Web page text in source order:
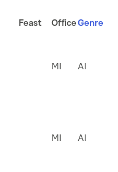
Feast OfficeGenre
MI Al
MI Al